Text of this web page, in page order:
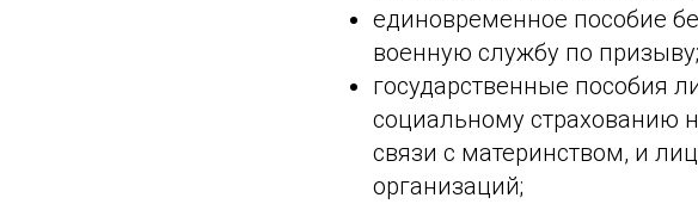
единовременное пособие
военную службу по призыву;
государственные пособия
социальному страхованию
связи с материнством, и
организаций;